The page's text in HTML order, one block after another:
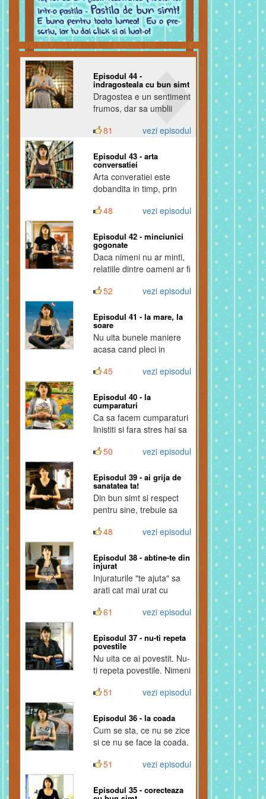
intalnire
Prima intalnire, prima
dovada de bun simt.
51
vezi episodul
Episodul 44 -
indragosteala cu bun simt
Dragostea e un sentiment
frumos, dar sa umblii
nori si cu fluturi in stomac
81 vezi episodul
Episodul 43 - arta
conversatiei
Arta converatiei este
dobandita in timp, prin
respectarea catorva
48 vezi episodul
Episodul 42 - minciunici
gogonate
Daca nimeni nu ar minti,
relatiile dintre oameni ar fi
52
vezi episodul
Episodul 41 - la mare, la
soare
Nu uita bunele maniere
acasa cand pleci in
45
vezi episodul
Episodul 40 - la
cumparaturi
Ca sa facem cumparaturi
linistiti si fara stres hai sa
50
vezi episodul
Episodul 39 - ai grija de
sanatatea ta!
Din bun simt si respect
pentru sine, trebuie sa
noastra!
48 vezi episodul
Episodul 38 - abtine-te din
injurat
Injuraturile "te ajuta" sa
arati cat mai urat cu
61
vezi episodul
Episodul 37 - nu-ti repeta
povestile
Nu uita ce ai povestit. Nu-
ti repeta povestile. Nimeni
asculte aceleasi relatari
data.
51 vezi episodul
Episodul 36 - la coada
Cum se sta, ce nu se zice
si ce nu se face la coada.
51
vezi episodul
Episodul 35 - corecteaza